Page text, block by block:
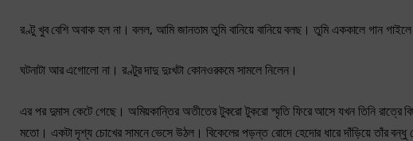
রণ্টু খুব বেশি অবাক হল না। বলল, আমি জানতাম তুমি বানিয়ে বানিয়ে বলছ। তুমি এককালে গান
ঘটনাটা আর এগোলো না। রণ্টুর দাদু দুঃখটা কোনওরকমে সামলে নিলেন।
এর পর দুমাস কেটে গেছে। অমিয়কান্তির অতীতের টুকরো টুকরো স্মৃতি ফিরে আসে যখন তিনি
মতো। একটা দৃশ্য চোখের সামনে ভেসে উঠল। বিকেলের পড়ন্ত রোদে হেদোর ধারে দাঁড়িয়ে তাঁর বন্ধু